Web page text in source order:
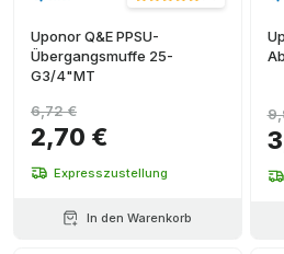
Uponor Q&E PPSU-
Übergangsmuffe 25-
G3/4"MT
2,70 €
6,72 €
Expresszustellung
In den Warenkorb